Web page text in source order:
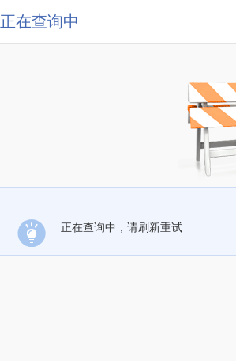
正在查询中
正在查询中，请刷新重试